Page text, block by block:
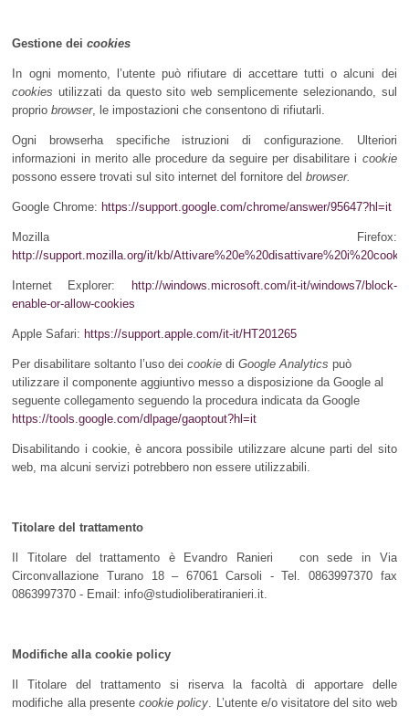
Gestione deicookies
In ogni momento, l’utente può rifiutare di accettare tutti o alcuni dei
cookiesutilizzati da questo sito web semplicemente selezionando, sul
propriobrowser, le impostazioni che consentono di rifiutarli.
Ogni browserha specifiche istruzioni di configurazione. Ulteriori
informazioni in merito alle procedure da seguire per disabilitare i cookie
possono essere trovati sul sito internet del fornitore delbrowser.
Google Chrome: https://support.google.com/chrome/answer/95647?hl=it
Mozilla Firefox:
http://support.mozilla.org/it/kb/Attivare%20e%20disattivare%20i%20cookie
Internet Explorer:
http://windows.microsoft.com/it-it/windows7/block-
enable-or-allow-cookies
Apple Safari: https://support.apple.com/it-it/HT201265
Per disabilitare soltanto l’uso deicookiediGoogle Analyticspuò
utilizzare il componente aggiuntivo messo a disposizione da Google al
seguente collegamento seguendo la procedura indicata da Google
https://tools.google.com/dlpage/gaoptout?hl=it
Disabilitando i cookie, è ancora possibile utilizzare alcune parti del sito
web, ma alcuni servizi potrebbero non essere utilizzabili.
Titolare del trattamento
Il Titolare del trattamento è Evandro Ranieri con sede in Via
Circonvallazione Turano 18 – 67061 Carsoli - Tel. 0863997370 fax
0863997370 - Email: info@studioliberatiranieri.it.
Modifiche alla cookie policy
Il Titolare del trattamento si riserva la facoltà di apportare delle
modifiche alla presentecookie policy. L’utente e/o visitatore del sito web